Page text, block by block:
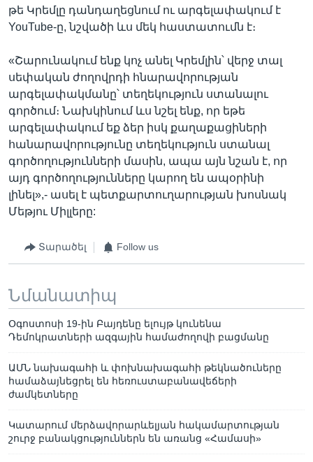
թե Կրեմլը դանդաղեցնում ու արգելափակում է
YouTube-ը, նշվածի ևս մեկ հաստատումն է։
«Շարունակում ենք կոչ անել Կրեմլին՝ վերջ տալ
սեփական ժողովրդի հնարավորության
արգելափակմանը՝ տեղեկություն ստանալու
գործում։ Նախկինում ևս նշել ենք, որ եթե
արգելափակում եք ձեր իսկ քաղաքացիների
հանարավորությունը տեղեկություն ստանալ
գործողությունների մասին, ապա այն նշան է, որ
այդ գործողությունները կարող են ապօրինի
լինել»,- ասել է պետքարտուղարության խոսնակ
Մեթյու Միլլերը:
Տարածել Follow us
Նմանատիպ
Օգոստոսի 19-ին Բայդենը ելույթ կունենա
Դեմոկրատների ազգային համաժողովի բացմանը
ԱՄՆ նախագահի և փոխնախագահի թեկնածուները
համաձայնեցրել են հեռուստաբանավեճերի
ժամկետները
Կատարում մերձավորարևելյան հակամարտության
շուրջ բանակցություններն են առանց «Համասի»